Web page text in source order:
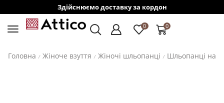
Здійснюємо доставку за кордон
0 0
Головна / Жіноче взуття / Жіночі шльопанці / Шльопанці на